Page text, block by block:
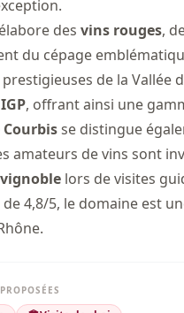
des vins rouges,
du cépage
de la Vallée
IGP, offrant ainsi une
se distingue
amateurs de vins sont
vignoble lors de visites
4,8/5, le domaine est